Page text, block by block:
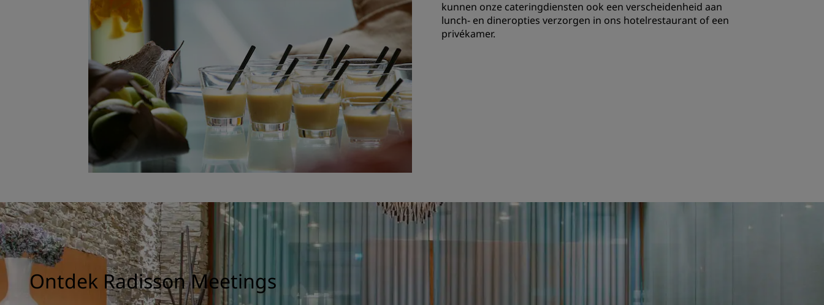
INSCHRIJVEN
kunnen onze cateringdiensten ook een verscheidenheid aan
lunch- en dineropties verzorgen in ons hotelrestaurant of een
privékamer.
Ontdek Radisson Meetings